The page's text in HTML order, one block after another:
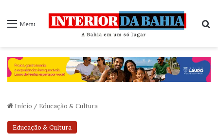
Menu
Início / Educação & Cultura
Educação & Cultura